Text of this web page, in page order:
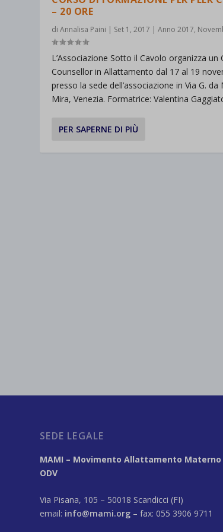
– 20 ORE
diAnnalisa Paini | Set 1, 2017 |Anno 2017,
L’Associazione Sotto il Cavolo organizza un
Counsellor in Allattamento dal 17 al 19
presso la sede dell’associazione in Via G. da
Mira, Venezia. Formatrice: Valentina
PER SAPERNE DI PIÙ
SEDE LEGALE
MAMI – Movimento Allattamento
ODV
Via Pisana, 105 – 50018 Scandicci (FI)
email: info@mami.org – fax: 055 3906 9711